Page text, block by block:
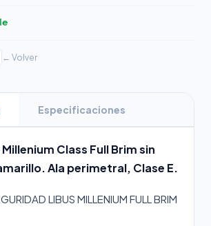
← Volver
Especificaciones
Class Full Brim sin
Ala perimetral, Clase E.
LIBUS MILLENIUM FULL BRIM